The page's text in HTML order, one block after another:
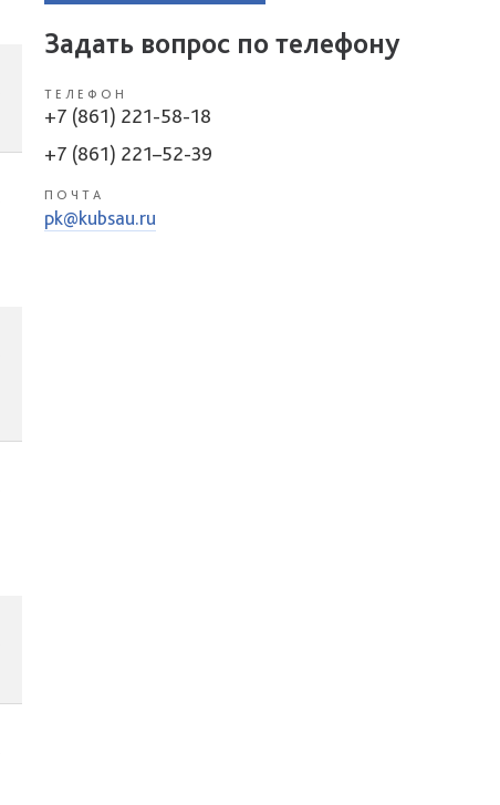
Задать вопрос по телефону
ТЕЛЕФОН
+7 (861) 221-58-18
+7 (861) 221–52-39
ПОЧТА
pk@kubsau.ru